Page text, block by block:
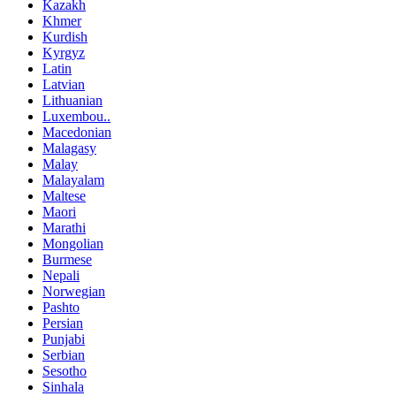
Kazakh
Khmer
Kurdish
Kyrgyz
Latin
Latvian
Lithuanian
Luxembou..
Macedonian
Malagasy
Malay
Malayalam
Maltese
Maori
Marathi
Mongolian
Burmese
Nepali
Norwegian
Pashto
Persian
Punjabi
Serbian
Sesotho
Sinhala